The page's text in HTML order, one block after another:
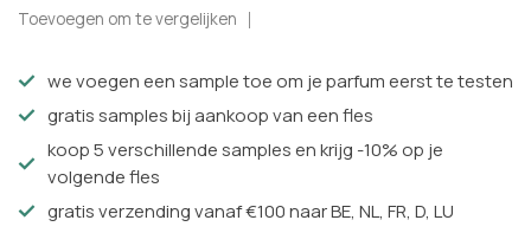
Toevoegen om te vergelijken
we voegen een sample toe om je parfum eerst te testen
gratis samples bij aankoop van een fles
koop 5 verschillende samples en krijg -10% op je
volgende fles
gratis verzending vanaf €100 naar BE, NL, FR, D, LU